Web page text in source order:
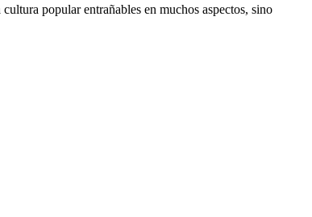
popular entrañables en muchos aspectos, sino